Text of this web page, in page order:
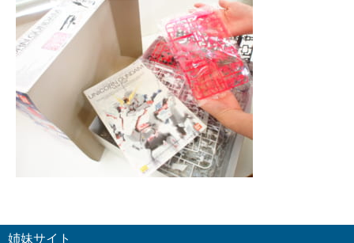
姉妹サイト